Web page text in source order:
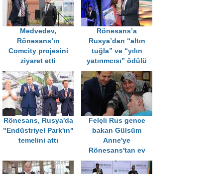
Medvedev,
Rönesans’ın
Comcity projesini
ziyaret etti
Rönesans’a
Rusya’dan “altın
tuğla” ve “yılın
yatırımcısı” ödülü
Rönesans, Rusya'da
"Endüstriyel Park'ın"
temelini attı
Felçli Rus gence
bakan Gülsüm
Anne'ye
Rönesans'tan ev